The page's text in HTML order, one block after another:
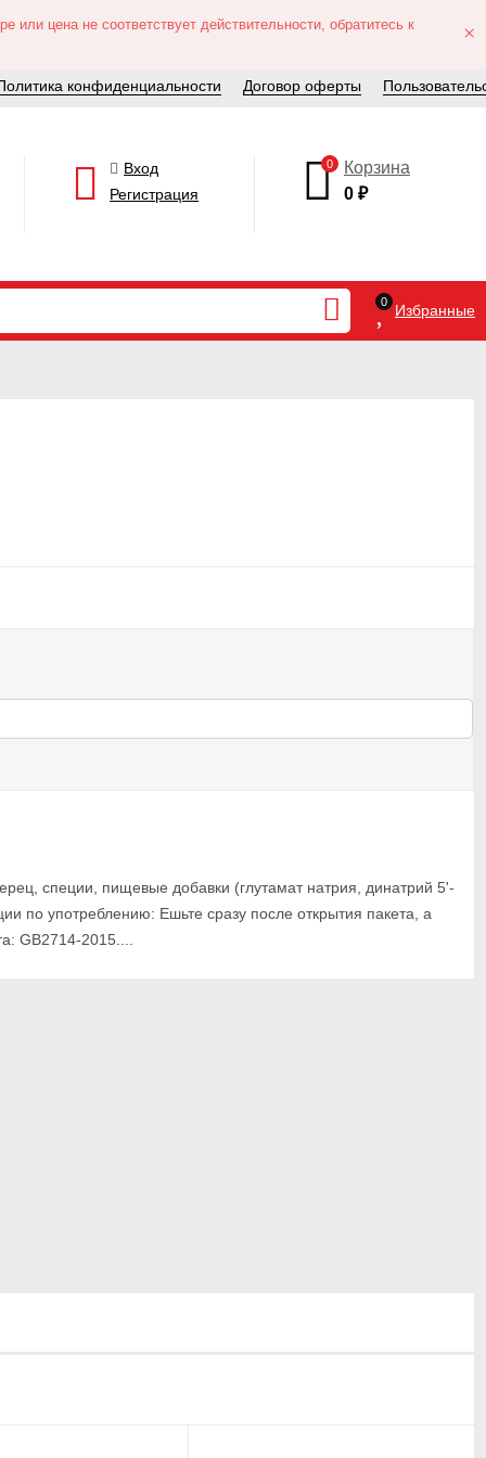
цена не соответствует действительности, обратитесь к
×
конфиденциальности Договор оферты
Вход
Регистрация
0
Корзина
0₽
0 Избранные
специи, пищевые добавки (глутамат натрия, динатрий 5'-
по употреблению: Ешьте сразу после открытия пакета, а
GB2714-2015....